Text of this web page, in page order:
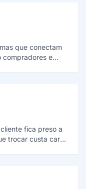
que conectam
compradores e
fica preso a
trocar custa caro